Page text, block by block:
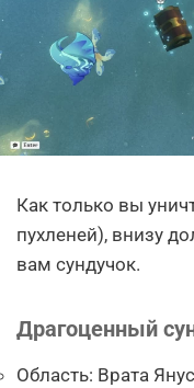
Как только вы
пухленей), внизу
вам сундучок.
Драгоценный
Область: Врата